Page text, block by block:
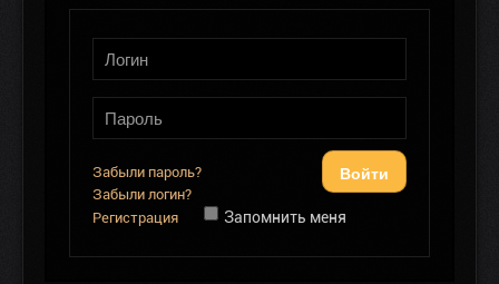
Войти
Забыли пароль?
Забыли логин?
Регистрация
Запомнить меня